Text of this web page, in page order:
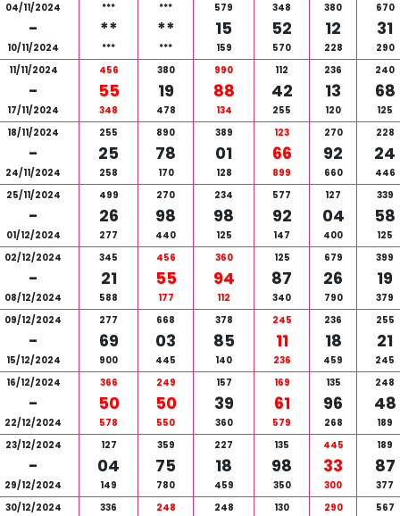
04/11/2024
-
10/11/2024
***
**
***
***
**
***
579
15
159
348
52
570
380
12
228
670
31
290
11/11/2024
-
17/11/2024
456
55
348
380
19
478
990
88
134
112
42
255
236
13
120
240
68
125
18/11/2024
-
24/11/2024
255
25
258
890
78
170
389
01
128
123
66
899
270
92
660
228
24
446
25/11/2024
-
01/12/2024
499
26
277
270
98
440
234
98
125
577
92
147
127
04
400
339
58
125
02/12/2024
-
08/12/2024
345
21
588
456
55
177
360
94
112
125
87
340
679
26
790
399
19
379
09/12/2024
-
15/12/2024
277
69
900
668
03
445
378
85
140
245
11
236
236
18
459
255
21
245
16/12/2024
-
22/12/2024
366
50
578
249
50
550
157
39
360
169
61
579
135
96
268
248
48
189
23/12/2024
-
29/12/2024
127
04
149
359
75
780
227
18
459
135
98
350
445
33
300
189
87
377
30/12/2024
336 248 248 130 290 567